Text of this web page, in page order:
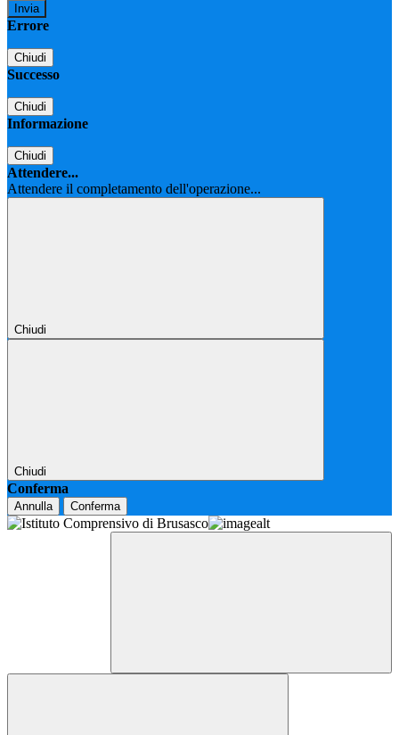
Errore
Chiudi
Successo
Chiudi
Informazione
Chiudi
Attendere...
Attendere il completamento dell'operazione...
Chiudi
Chiudi
Conferma
Annulla Conferma